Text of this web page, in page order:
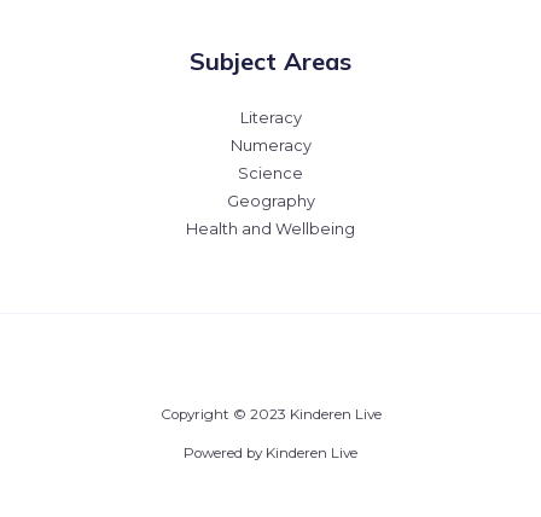
Subject Areas
Literacy
Numeracy
Science
Geography
Health and Wellbeing
Copyright © 2023 Kinderen Live
Powered by Kinderen Live